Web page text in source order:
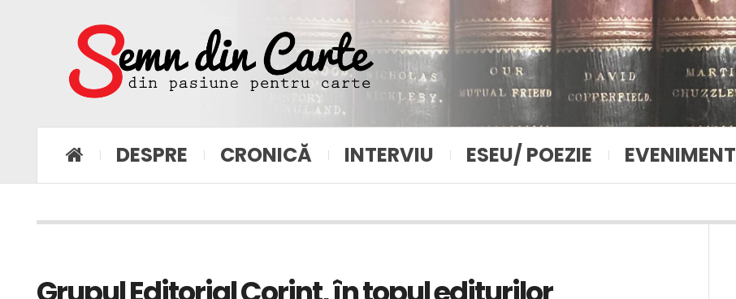
DESPRE CRONICĂ INTERVIU ESEU/ POEZIE EVENIMENT